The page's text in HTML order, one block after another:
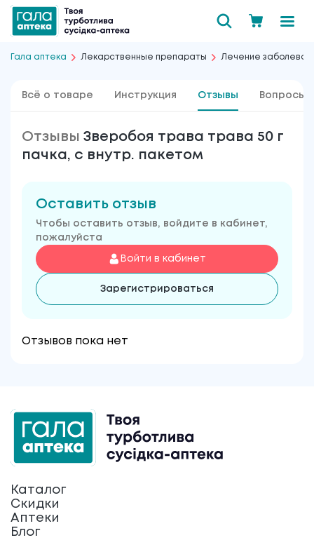
Гала аптека Лекарственные препараты Лечение
Всё о товаре Инструкция Отзывы Вопросы
Отзывы Зверобоя трава трава 50 г
пачка, с внутр. пакетом
Оставить отзыв
Чтобы оставить отзыв, войдите в кабинет,
пожалуйста
Войти в кабинет
Зарегистрироваться
Отзывов пока нет
Каталог
Скидки
Аптеки
Блог